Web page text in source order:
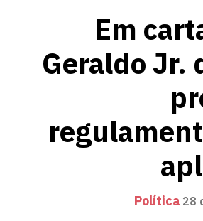
Em
Geraldo Jr.
Política 28